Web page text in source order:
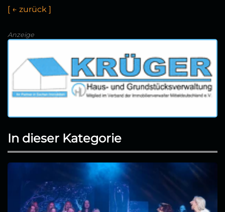
[ ← zurück ]
Anzeige
In dieser Kategorie